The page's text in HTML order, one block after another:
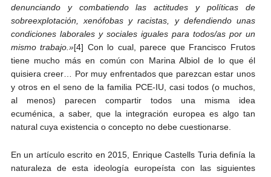
denunciando y combatiendo las actitudes y políticas de
sobreexplotación, xenófobas y racistas, y defendiendo unas
condiciones laborales y sociales iguales para todos/as por un
mismo trabajo.»[4] Con lo cual, parece que Francisco Frutos
tiene mucho más en común con Marina Albiol de lo que él
quisiera creer… Por muy enfrentados que parezcan estar unos
y otros en el seno de la familia PCE-IU, casi todos (o muchos,
al menos) parecen compartir todos una misma idea
ecuménica, a saber, que la integración europea es algo tan
natural cuya existencia o concepto no debe cuestionarse.
En un artículo escrito en 2015, Enrique Castells Turia definía la
naturaleza de esta ideología europeísta con las siguientes